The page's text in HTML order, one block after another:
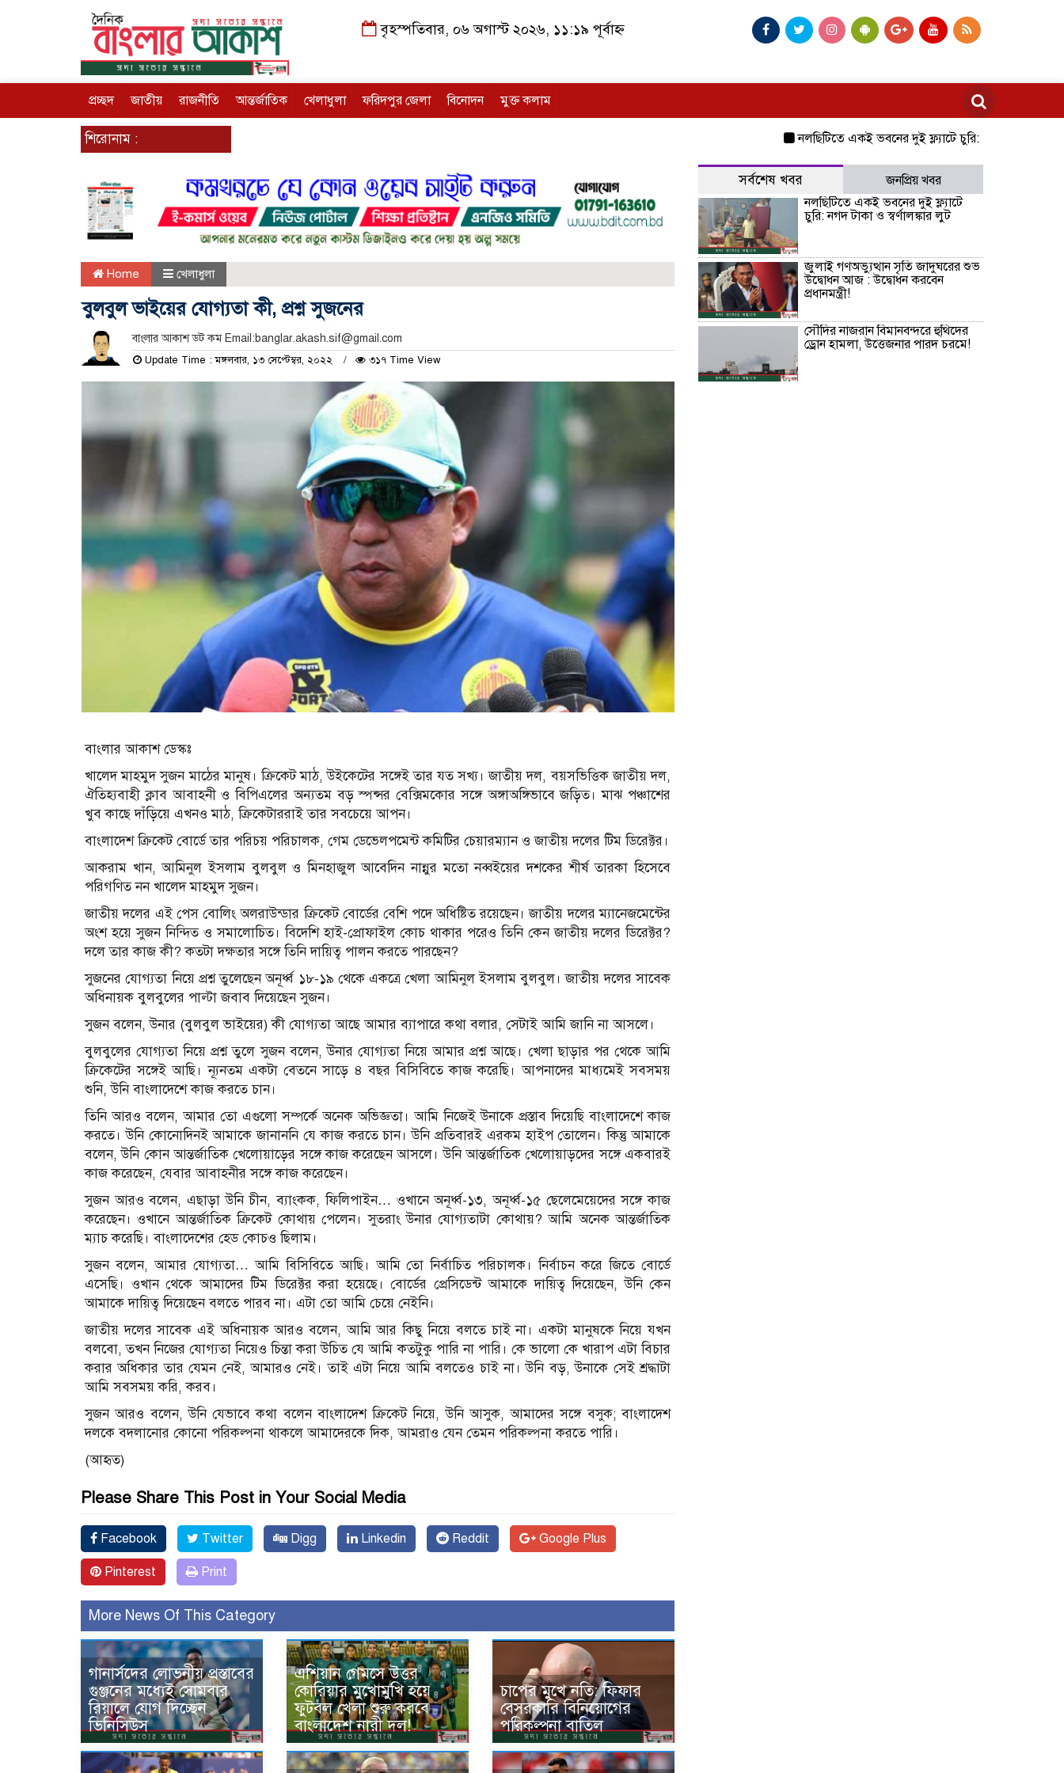
বৃহস্পতিবার, ০৬ অগাস্ট ২০২৬, ১১:১৯ পূর্বাহ্ন
প্রচ্ছদ জাতীয় রাজনীতি আন্তর্জাতিক খেলাধুলা ফরিদপুর জেলা বিনোদন মুক্ত কলাম
শিরোনাম : নলছিটিতে একই ভবনের দুই ফ্ল্যাটে চুরি: নগদ টাকা ও
Home খেলাধুলা
বুলবুল ভাইয়ের যোগ্যতা কী, প্রশ্ন সুজনের
বাংলার আকাশ ডট কম Email:banglar.akash.sif@gmail.com
Update Time : মঙ্গলবার, ১৩ সেপ্টেম্বর, ২০২২ ৩১৭ Time View
বাংলার আকাশ ডেস্কঃ
খালেদ মাহমুদ সুজন মাঠের মানুষ। ক্রিকেট মাঠ, উইকেটের সঙ্গেই তার যত সখ্য। জাতীয় দল, বয়সভিত্তিক জাতীয় দল,
ঐতিহ্যবাহী ক্লাব আবাহনী ও বিপিএলের অন্যতম বড় স্পন্সর বেক্সিমকোর সঙ্গে অঙ্গাঅঙ্গিভাবে জড়িত। মাঝ পঞ্চাশের
খুব কাছে দাঁড়িয়ে এখনও মাঠ, ক্রিকেটাররাই তার সবচেয়ে আপন।
বাংলাদেশ ক্রিকেট বোর্ডে তার পরিচয় পরিচালক, গেম ডেভেলপমেন্ট কমিটির চেয়ারম্যান ও জাতীয় দলের টিম ডিরেক্টর।
আকরাম খান, আমিনুল ইসলাম বুলবুল ও মিনহাজুল আবেদিন নান্নুর মতো নব্বইয়ের দশকের শীর্ষ তারকা হিসেবে
পরিগণিত নন খালেদ মাহমুদ সুজন।
জাতীয় দলের এই পেস বোলিং অলরাউন্ডার ক্রিকেট বোর্ডের বেশি পদে অধিষ্টিত রয়েছেন। জাতীয় দলের ম্যানেজমেন্টের
অংশ হয়ে সুজন নিন্দিত ও সমালোচিত। বিদেশি হাই-প্রোফাইল কোচ থাকার পরেও তিনি কেন জাতীয় দলের ডিরেক্টর?
দলে তার কাজ কী? কতটা দক্ষতার সঙ্গে তিনি দায়িত্ব পালন করতে পারছেন?
‍সুজনের যোগ্যতা নিয়ে প্রশ্ন তুলেছেন অনূর্ধ্ব ১৮-১৯ থেকে একত্রে খেলা আমিনুল ইসলাম বুলবুল। জাতীয় দলের সাবেক
অধিনায়ক বুলবুলের পাল্টা জবাব দিয়েছেন সুজন।
সুজন বলেন, উনার (বুলবুল ভাইয়ের) কী যোগ্যতা আছে আমার ব্যাপারে কথা বলার, সেটাই আমি জানি না আসলে।
বুলবুলের যোগ্যতা নিয়ে প্রশ্ন তুলে সুজন বলেন, উনার যোগ্যতা নিয়ে আমার প্রশ্ন আছে। খেলা ছাড়ার পর থেকে আমি
ক্রিকেটের সঙ্গেই আছি। ন্যূনতম একটা বেতনে সাড়ে ৪ বছর বিসিবিতে কাজ করেছি। আপনাদের মাধ্যমেই সবসময়
শুনি, উনি বাংলাদেশে কাজ করতে চান।
তিনি আরও বলেন, আমার তো এগুলো সম্পর্কে অনেক অভিজ্ঞতা। আমি নিজেই উনাকে প্রস্তাব দিয়েছি বাংলাদেশে কাজ
করতে। উনি কোনোদিনই আমাকে জানাননি যে কাজ করতে চান। উনি প্রতিবারই এরকম হাইপ তোলেন। কিন্তু আমাকে
বলেন, উনি কোন আন্তর্জাতিক খেলোয়াড়ের সঙ্গে কাজ করেছেন আসলে। উনি আন্তর্জাতিক খেলোয়াড়দের সঙ্গে একবারই
কাজ করেছেন, যেবার আবাহনীর সঙ্গে কাজ করেছেন।
সুজন আরও বলেন, এছাড়া উনি চীন, ব্যাংকক, ফিলিপাইন… ওখানে অনূর্ধ্ব-১৩, অনূর্ধ্ব-১৫ ছেলেমেয়েদের সঙ্গে কাজ
করেছেন। ওখানে আন্তর্জাতিক ক্রিকেট কোথায় পেলেন। সুতরাং উনার যোগ্যতাটা কোথায়? আমি অনেক আন্তর্জাতিক
ম্যাচ করেছি। বাংলাদেশের হেড কোচও ছিলাম।
সুজন বলেন, আমার যোগ্যতা… আমি বিসিবিতে আছি। আমি তো নির্বাচিত পরিচালক। নির্বাচন করে জিতে বোর্ডে
এসেছি। ওখান থেকে আমাদের টিম ডিরেক্টর করা হয়েছে। বোর্ডের প্রেসিডেন্ট আমাকে দায়িত্ব দিয়েছেন, উনি কেন
আমাকে দায়িত্ব দিয়েছেন বলতে পারব না। এটা তো আমি চেয়ে নেইনি।
জাতীয় দলের সাবেক এই অধিনায়ক আরও বলেন, আমি আর কিছু নিয়ে বলতে চাই না। একটা মানুষকে নিয়ে যখন
বলবো, তখন নিজের যোগ্যতা নিয়েও চিন্তা করা উচিত যে আমি কতটুকু পারি না পারি। কে ভালো কে খারাপ এটা বিচার
করার অধিকার তার যেমন নেই, আমারও নেই। তাই এটা নিয়ে আমি বলতেও চাই না। উনি বড়, উনাকে সেই শ্রদ্ধাটা
আমি সবসময় করি, করব।
সুজন আরও বলেন, উনি যেভাবে কথা বলেন বাংলাদেশ ক্রিকেট নিয়ে, উনি আসুক, আমাদের সঙ্গে বসুক; বাংলাদেশ
দলকে বদলানোর কোনো পরিকল্পনা থাকলে আমাদেরকে দিক, আমরাও যেন তেমন পরিকল্পনা করতে পারি।
(আহৃত)
Please Share This Post in Your Social Media
Facebook Twitter Digg Linkedin Reddit Google Plus
Pinterest Print
More News Of This Category
গানার্সদের লোভনীয় প্রস্তাবের
গুঞ্জনের মধ্যেই সোমবার
রিয়ালে যোগ দিচ্ছেন
ভিনিসিউস
এশিয়ান গেমসে উত্তর
কোরিয়ার মুখোমুখি হয়ে
ফুটবল খেলা শুরু করবে
বাংলাদেশ নারী দল!
চাপের মুখে নতি: ফিফার
বেসরকারি বিনিয়োগের
পরিকল্পনা বাতিল
সর্বশেষ খবর
জনপ্রিয় খবর
নলছিটিতে একই ভবনের দুই ফ্ল্যাটে
চুরি: নগদ টাকা ও স্বর্ণালঙ্কার লুট
জুলাই গণঅভ্যুত্থান সৃতি জাদুঘরের শুভ
উদ্বোধন আজ : উদ্বোধন করবেন
প্রধানমন্ত্রী!
সৌদির নাজরান বিমানবন্দরে হুথিদের
ড্রোন হামলা, উত্তেজনার পারদ চরমে!